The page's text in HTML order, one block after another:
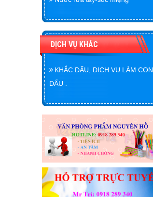
DỊCH VỤ KHÁC
KHẮC DẤU, DỊCH VỤ LÀM CON
DẤU .